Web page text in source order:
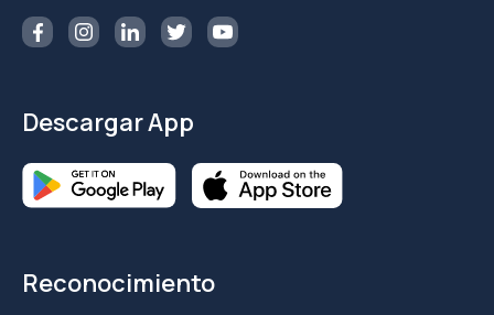
Descargar App
Reconocimiento